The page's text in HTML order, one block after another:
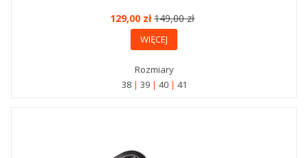
129,00 zł149,00 zł
WIĘCEJ
Rozmiary
38
39 40 41